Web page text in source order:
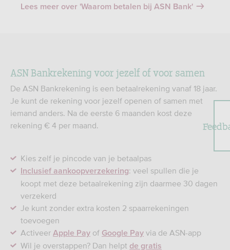
Lees meer over 'Waarom betalen bij ASN Bank'
ASN Bankrekening voor jezelf of voor samen​
De ASN Bankrekening is een betaalrekening vanaf 18 jaar.
Je kunt de rekening voor jezelf openen of samen met
iemand anders. Na de eerste 6 maanden kost deze
rekening € 4 per maand.​
Kies zelf je pincode van je betaalpas​
Inclusief aankoopverzekering: veel spullen die je
koopt met deze betaalrekening zijn daarmee 30 dagen
verzekerd​
Je kunt zonder extra kosten 2 spaarrekeningen
toevoegen
Activeer Apple Pay of Google Pay via de ASN-app​
Wil je overstappen? Dan helpt de gratis